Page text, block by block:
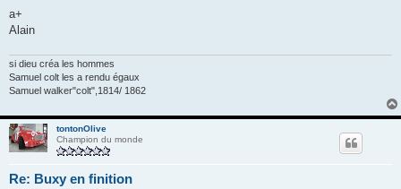
a+
Alain
si dieu créa les hommes
Samuel colt les a rendu égaux
Samuel walker"colt",1814/ 1862
tontonOlive
Champion du monde
Re: Buxy en finition